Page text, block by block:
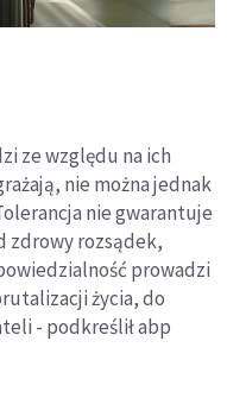
ze względu na ich
nie można jednak
nie gwarantuje
zdrowy rozsądek,
prowadzi
życia, do
- podkreślił abp